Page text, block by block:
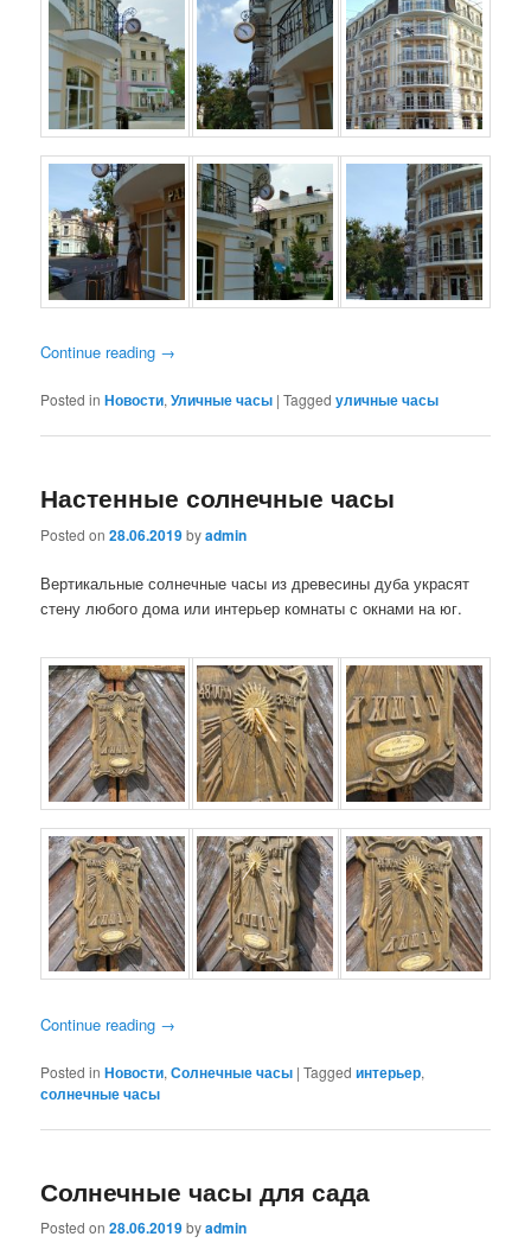
Continue reading →
Posted in Новости,Уличные часы |Tagged уличные часы
Настенные солнечные часы
Posted on28.06.2019byadmin
Вертикальные солнечные часы из древесины дуба украсят
стену любого дома или интерьер комнаты с окнами на юг.
Continue reading →
Posted in Новости,Солнечные часы |Tagged интерьер,
солнечные часы
Солнечные часы для сада
Posted on28.06.2019byadmin